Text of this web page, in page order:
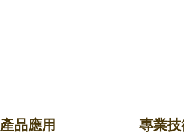
產品應用 專業